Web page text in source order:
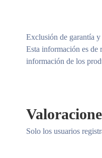
Exclusión de garantía
Esta información es de
información de los
Solo los usuarios